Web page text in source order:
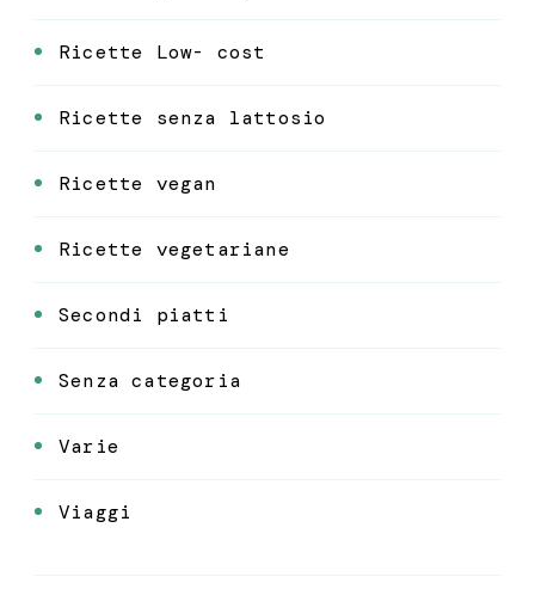
Ricette Low- cost
Ricette senza lattosio
Ricette vegan
Ricette vegetariane
Secondi piatti
Senza categoria
Varie
Viaggi